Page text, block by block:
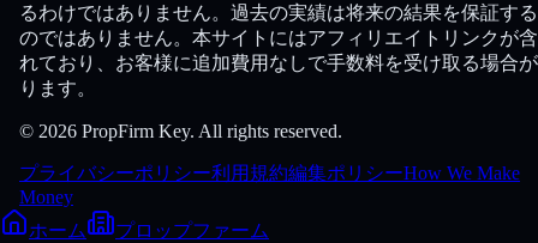
るわけではありません。過去の実績は将来の結果を保証す
のではありません。本サイトにはアフィリエイトリンクが
れており、お客様に追加費用なしで手数料を受け取る場合
ります。
© 2026 PropFirm Key. All rights reserved.
プライバシーポリシー利用規約編集ポリシーHow We Make
Money
ホーム
プロップファーム